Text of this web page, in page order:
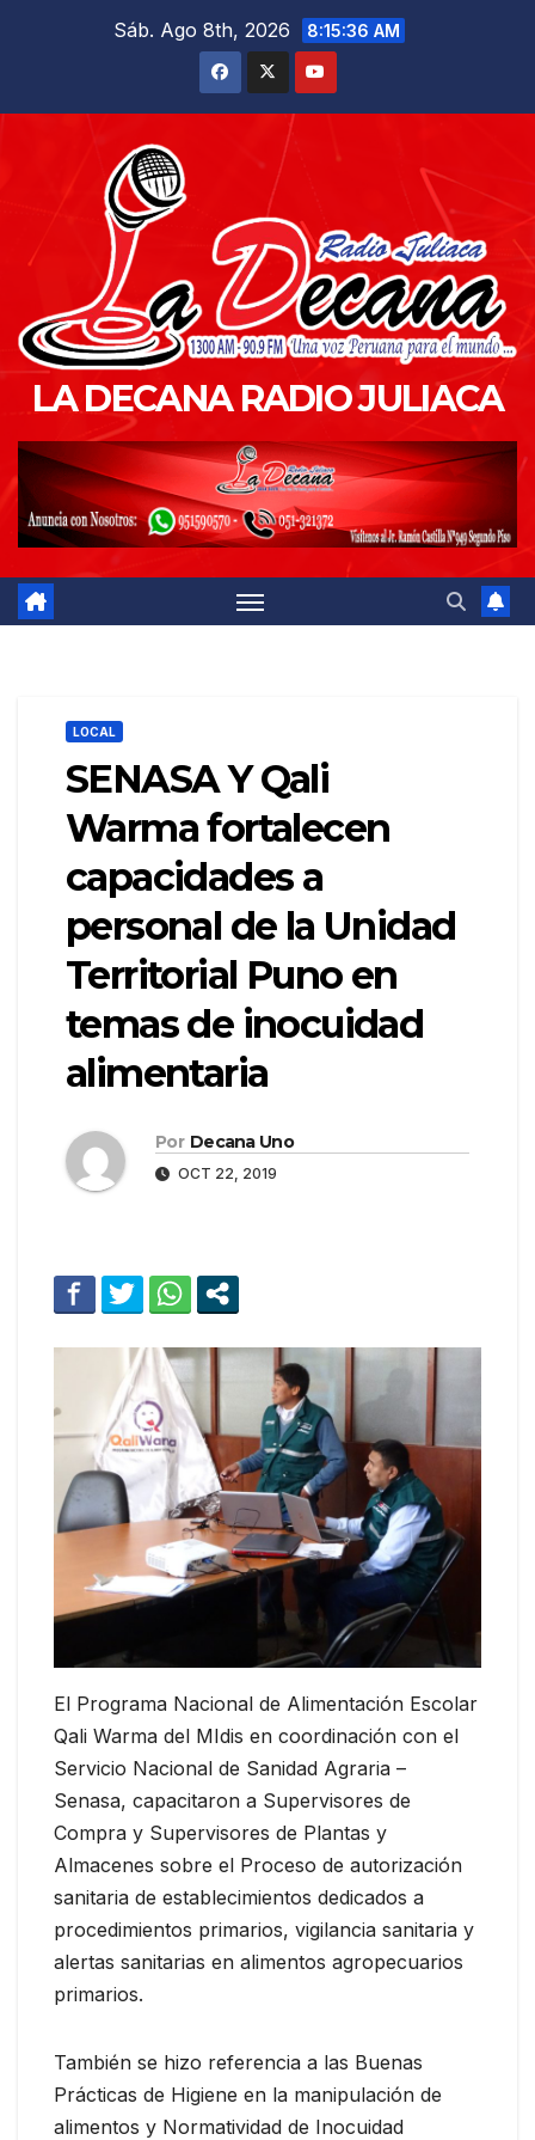
Sáb. Ago 8th, 2026 8:15:37 AM
LA DECANA RADIO JULIACA
LOCAL
SENASA Y Qali
Warma fortalecen
capacidades a
personal de la Unidad
Territorial Puno en
temas de inocuidad
alimentaria
Por Decana Uno
OCT 22, 2019
El Programa Nacional de Alimentación Escolar
Qali Warma del MIdis en coordinación con el
Servicio Nacional de Sanidad Agraria –
Senasa, capacitaron a Supervisores de
Compra y Supervisores de Plantas y
Almacenes sobre el Proceso de autorización
sanitaria de establecimientos dedicados a
procedimientos primarios, vigilancia sanitaria y
alertas sanitarias en alimentos agropecuarios
primarios.
También se hizo referencia a las Buenas
Prácticas de Higiene en la manipulación de
alimentos y Normatividad de Inocuidad